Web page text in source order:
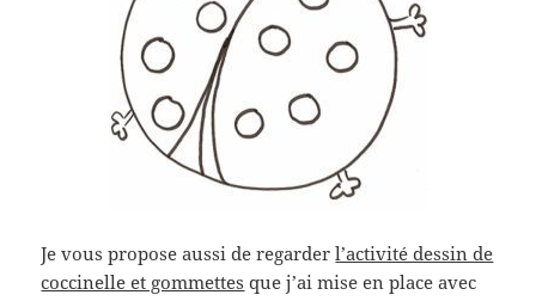
Je vous propose aussi de regarderl’activité dessin de
coccinelle et gommettes que j’ai mise en place avec